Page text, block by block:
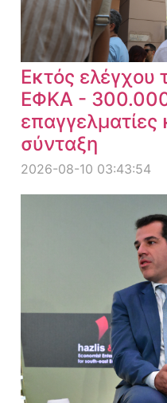
Εκτός ελέγχου
ΕΦΚΑ - 300.000
επαγγελματίες
σύνταξη
2026-08-10 03:43:54